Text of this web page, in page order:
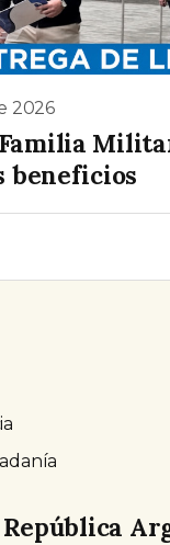
2026
beneficios